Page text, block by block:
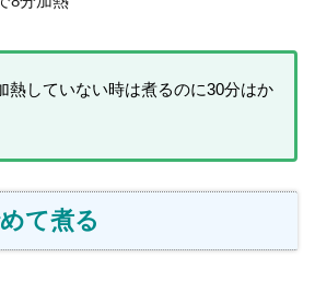
熱していない時は煮るのに30分はか
て煮る